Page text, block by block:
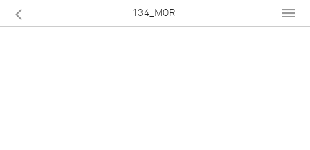
134_MOR